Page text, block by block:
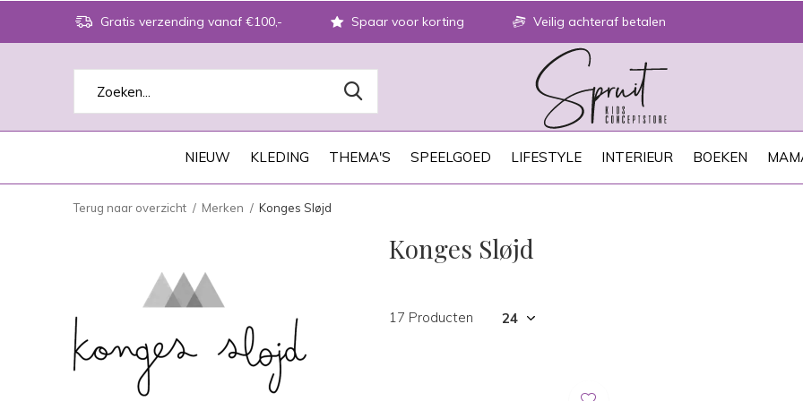
NIEUW KLEDING THEMA'S SPEELGOED LIFESTYLE INTERIEUR BOEKEN
Gratis verzending vanaf €100,- Spaar voor korting Veilig achteraf betalen
Terug naar overzicht Merken Konges Sløjd
Konges Sløjd
17 Producten